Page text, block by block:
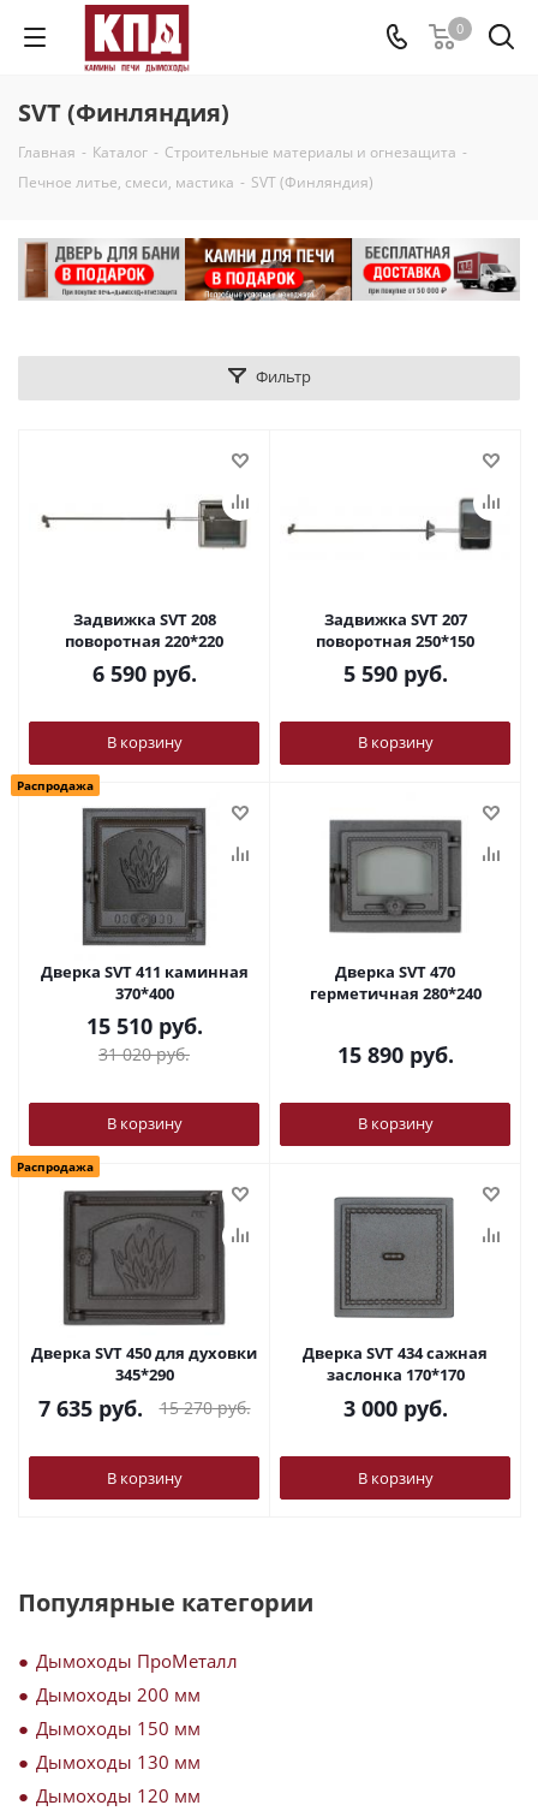
0
SVT (Финляндия)
Главная - Каталог - Строительные материалы и огнезащита -
Печное литье, смеси, мастика - SVT (Финляндия)
Фильтр
Задвижка SVT 208
поворотная 220*220
6 590руб.
В корзину
Задвижка SVT 207
поворотная 250*150
5 590руб.
В корзину
Распродажа
Дверка SVT 411 каминная
370*400
15 510руб.
31 020руб.
В корзину
Дверка SVT 470
герметичная 280*240
15 890руб.
В корзину
Распродажа
Дверка SVT 450 для духовки
345*290
7 635руб. 15 270руб.
В корзину
Дверка SVT 434 сажная
заслонка 170*170
3 000руб.
В корзину
Популярные категории
Дымоходы ПроМеталл
Дымоходы 200 мм
Дымоходы 150 мм
Дымоходы 130 мм
Дымоходы 120 мм